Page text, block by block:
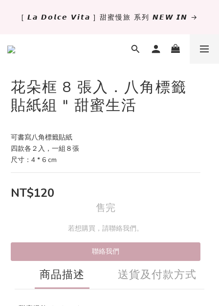
✨萬用手冊新尺寸進駐 .ᐟ.ᐟ  ꒰ 𝐌𝐈𝐍𝐈𝟔 這裡挑 ➜ ꒱
[ 𝙇𝙖 𝘿𝙤𝙡𝙘𝙚 𝙑𝙞𝙩𝙖 ] 甜蜜慢旅 系列 𝙉𝙀𝙒 𝙄𝙉 →
獨立文具店 X iMAT 聯名印章墊 ୨୧💝滿額送蛇年限定切
✨萬用手冊新尺寸進駐 .ᐟ.ᐟ  ꒰ 𝐌𝐈𝐍𝐈𝟔 這裡挑 ➜ ꒱
花朵框 8 張入．八角標籤
貼紙組 " 甜蜜生活
可書寫八角標籤貼紙
四款各２入，一組８張
尺寸：4 * 6 cm
NT$120
售完
若想購買，請聯絡我們。
聯絡我們
商品描述 送貨及付款方式